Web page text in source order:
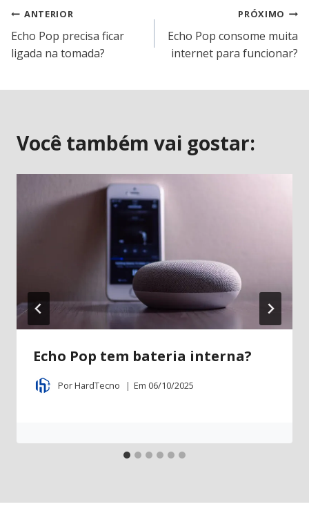
Navegação
de
ANTERIOR
Echo Pop precisa ficar
ligada na tomada?
PRÓXIMO
Echo Pop consome muita
internet para funcionar?
Você também vai gostar:
Echo Pop tem bateria interna?
PorHardTecno Em 06/10/2025